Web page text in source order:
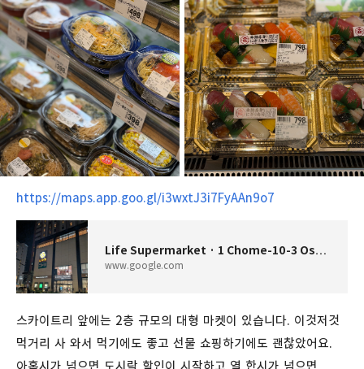
https://maps.app.goo.gl/i3wxtJ3i7FyAAn9o7
Life Supermarket · 1 Chome-10-3 Oshiage, Sumida City, Tokyo 131-0045 일본
www.google.com
스카이트리 앞에는 2층 규모의 대형 마켓이 있습니다. 이것저것
먹거리 사 와서 먹기에도 좋고 선물 쇼핑하기에도 괜찮았어요.